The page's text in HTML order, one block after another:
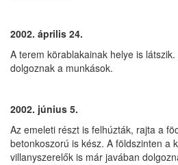
2002. április 24.
A terem körablakainak helye is
dolgoznak a munkások.
2002. június 5.
Az emeleti részt is felhúzták, rajta a
betonkoszorú is kész. A földszinten a
villanyszerelők is már javában